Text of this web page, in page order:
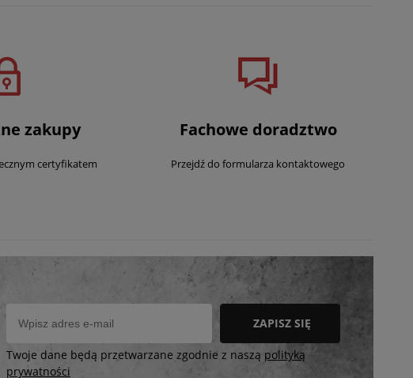
zakupy
certyfikatem
Fachowe doradztwo
Przejdź do formularza kontaktowego
ZAPISZ SIĘ
Twoje dane będą przetwarzane zgodnie z naszą polityką
prywatności